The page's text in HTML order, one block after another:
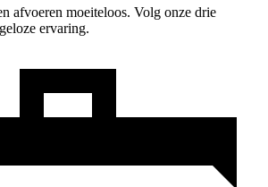
afvoeren moeiteloos. Volg onze drie
ervaring.